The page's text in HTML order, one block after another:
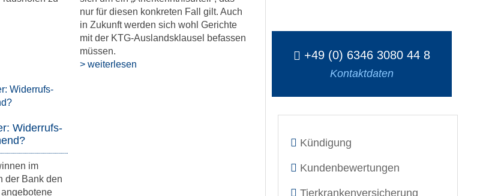
+49 (0) 6346 3080 44 8
Kontaktdaten
Kündigung
Kundenbewertungen
Tierkrankenversicherung
nur für diesen konkreten Fall gilt. Auch
in Zukunft werden sich wohl Gerichte
mit der KTG-Auslandsklausel befassen
müssen.
> weiterlesen
Widerrufs-
im
der Bank den